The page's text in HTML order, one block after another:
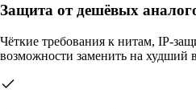
Защита от дешёвых
Чёткие требования к нитам, IP-
возможности заменить на худший